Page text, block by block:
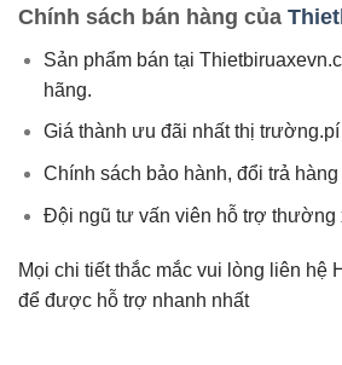
Chính sách bán hàng của
Sản phẩm bán tại
hãng.
Giá thành ưu đãi nhất thị trường.pí
Chính sách bảo hành, đổi trả
Đội ngũ tư vấn viên hỗ trợ thường
Mọi chi tiết thắc mắc vui lòng liên hệ
để được hỗ trợ nhanh nhất